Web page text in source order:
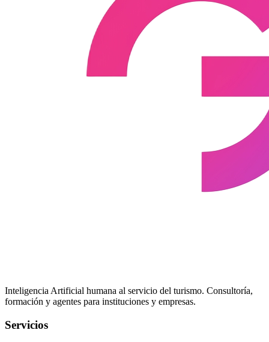
Inteligencia Artificial humana al servicio del turismo. Consultoría,
formación y agentes para instituciones y empresas.
Servicios